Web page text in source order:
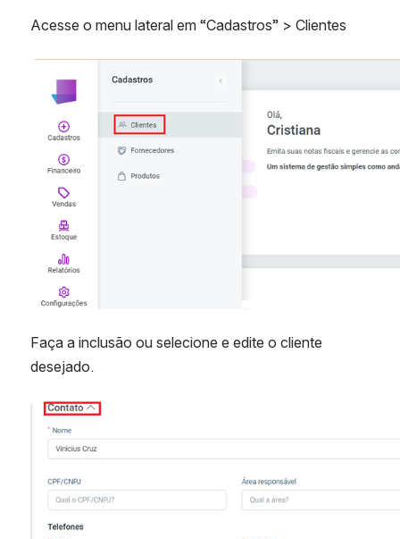
Acesse o menu lateral em “Cadastros” > Clientes
Faça a inclusão ou selecione e edite o cliente
desejado.
Abrir